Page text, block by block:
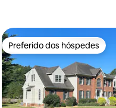
Preferido dos hóspedes
Preferido dos hóspedes